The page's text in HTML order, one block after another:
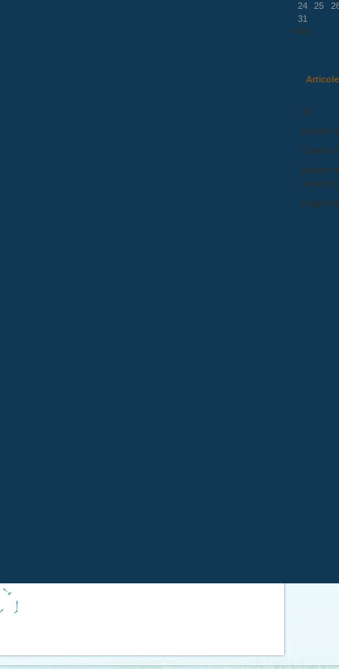
24
25
31
« dec.
13!
Ganduri
Ganduri
Beauty
de la
Happy